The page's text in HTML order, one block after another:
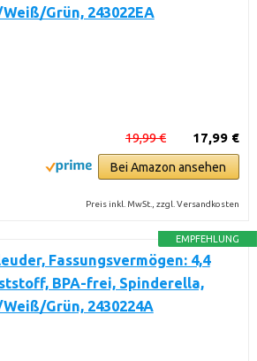
Grün, 243022EA
17,99 €
19,99 €
Bei Amazon ansehen
Preis inkl. MwSt., zzgl. Versandkosten
EMPFEHLUNG
Fassungsvermögen: 4,4
BPA-frei, Spinderella,
Grün, 2430224A